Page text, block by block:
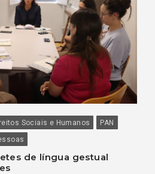
Sociais e Humanos
PAN
de língua gestual